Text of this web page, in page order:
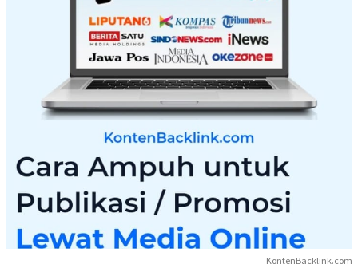
KontenBacklink.com